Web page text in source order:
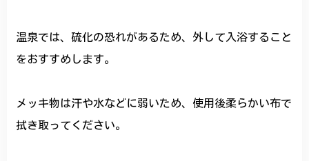
温泉では、硫化の恐れがあるため、外して入浴すること
をおすすめします。
メッキ物は汗や水などに弱いため、使用後柔らかい布で
拭き取ってください。